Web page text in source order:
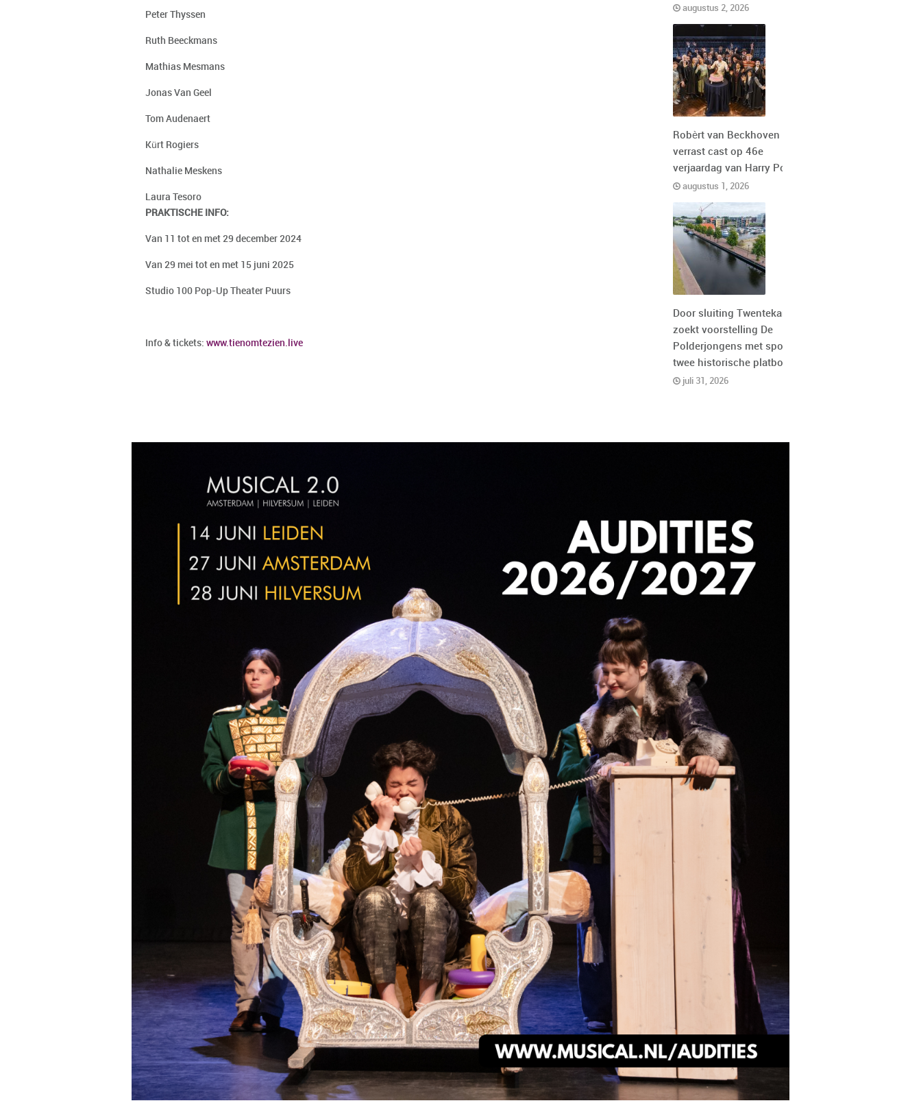
Peter Thyssen
Ruth Beeckmans
Mathias Mesmans
Jonas Van Geel
Tom Audenaert
Kürt Rogiers
Nathalie Meskens
Laura Tesoro
PRAKTISCHE INFO:
Van 11 tot en met 29 december 2024
Van 29 mei tot en met 15 juni 2025
Studio 100 Pop-Up Theater Puurs
Info & tickets: www.tienomtezien.live
augustus 2, 2026
Robèrt van Beckhoven
verrast cast op 46e
verjaardag van Harry Potter
augustus 1, 2026
Door sluiting Twentekanaal
zoekt voorstelling De
Polderjongens met spoed
twee historische platbodems
juli 31, 2026